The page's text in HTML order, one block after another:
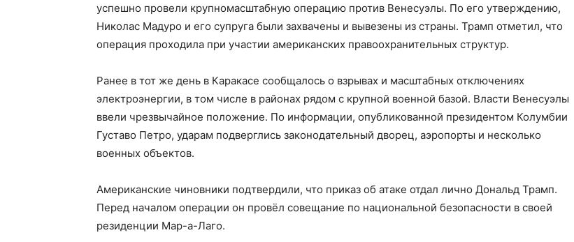
успешно провели крупномасштабную операцию против Венесуэлы. По его утверждению,
Николас Мадуро и его супруга были захвачены и вывезены из страны. Трамп отметил, что
операция проходила при участии американских правоохранительных структур.
Ранее в тот же день в Каракасе сообщалось о взрывах и масштабных отключениях
электроэнергии, в том числе в районах рядом с крупной военной базой. Власти Венесуэлы
ввели чрезвычайное положение. По информации, опубликованной президентом Колумбии
Густаво Петро, ударам подверглись законодательный дворец, аэропорты и несколько
военных объектов.
Американские чиновники подтвердили, что приказ об атаке отдал лично Дональд Трамп.
Перед началом операции он провёл совещание по национальной безопасности в своей
резиденции Мар-а-Лаго.